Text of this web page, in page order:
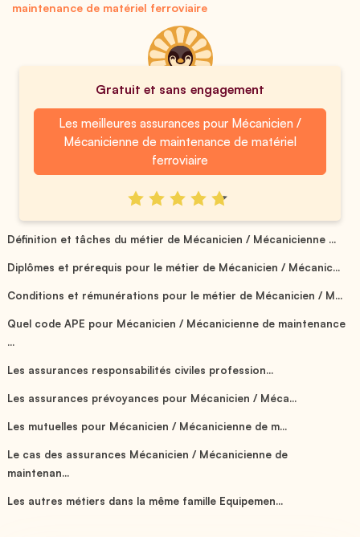
maintenance de matériel ferroviaire
Gratuit et sans engagement
Les meilleures assurances pour Mécanicien /
Mécanicienne de maintenance de matériel
ferroviaire
Définition et tâches du métier de Mécanicien / Mécanicienne ...
Diplômes et prérequis pour le métier de Mécanicien / Mécanic...
Conditions et rémunérations pour le métier de Mécanicien / M...
Quel code APE pour Mécanicien / Mécanicienne de maintenance
...
Les assurances responsabilités civiles profession...
Les assurances prévoyances pour Mécanicien / Méca...
Les mutuelles pour Mécanicien / Mécanicienne de m...
Le cas des assurances Mécanicien / Mécanicienne de
maintenan...
Les autres métiers dans la même famille Equipemen...